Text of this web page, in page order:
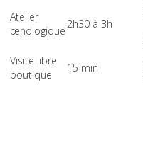
Atelier
œnologique
2h30 à 3h
Visite libre
boutique
15 min